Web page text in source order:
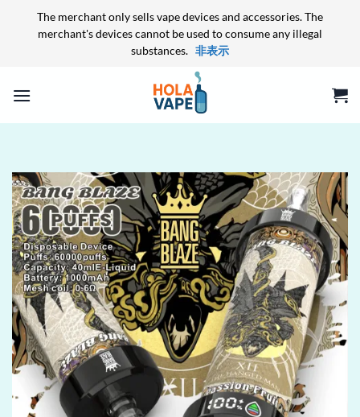
The merchant only sells vape devices and accessories. The
merchant's devices cannot be used to consume any illegal
substances. 非表示